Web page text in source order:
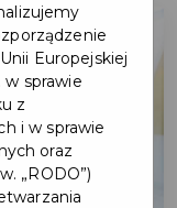
Europejskiej
w sprawie
z
i w sprawie
oraz
„RODO”)